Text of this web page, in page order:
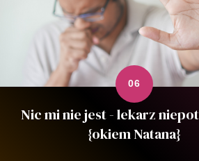
Nic mi nie jest - lekarz
{okiem Natana}